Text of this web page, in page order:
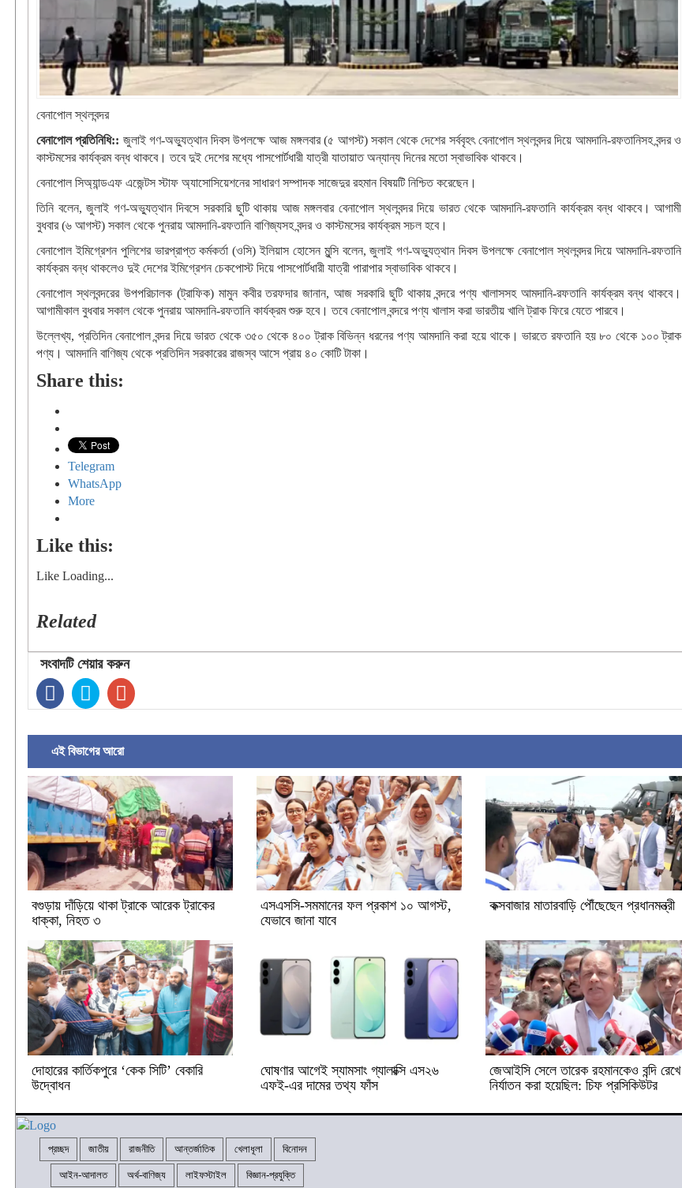
বেনাপোল স্থলবন্দর
বেনাপোল প্রতিনিধি:: জুলাই গণ-অভ্যুত্থান দিবস উপলক্ষে আজ মঙ্গলবার (৫ আগস্ট) সকাল থেকে দেশের সর্ববৃহৎ বেনাপোল স্থলবন্দর দিয়ে আমদানি-রফতানিসহ বন্দর ও
কাস্টমসের কার্যক্রম বন্ধ থাকবে। তবে দুই দেশের মধ্যে পাসপোর্টধারী যাত্রী যাতায়াত অন্যান্য দিনের মতো স্বাভাবিক থাকবে।
বেনাপোল সিঅ্যান্ডএফ এজেন্টস স্টাফ অ্যাসোসিয়েশনের সাধারণ সম্পাদক সাজেদুর রহমান বিষয়টি নিশ্চিত করেছেন।
তিনি বলেন, জুলাই গণ-অভ্যুত্থান দিবসে সরকারি ছুটি থাকায় আজ মঙ্গলবার বেনাপোল স্থলবন্দর দিয়ে ভারত থেকে আমদানি-রফতানি কার্যক্রম বন্ধ থাকবে। আগামী
বুধবার (৬ আগস্ট) সকাল থেকে পুনরায় আমদানি-রফতানি বাণিজ্যসহ বন্দর ও কাস্টমসের কার্যক্রম সচল হবে।
বেনাপোল ইমিগ্রেশন পুলিশের ভারপ্রাপ্ত কর্মকর্তা (ওসি) ইলিয়াস হোসেন মুন্সি বলেন, জুলাই গণ-অভ্যুত্থান দিবস উপলক্ষে বেনাপোল স্থলবন্দর দিয়ে আমদানি-রফতানি
কার্যক্রম বন্ধ থাকলেও দুই দেশের ইমিগ্রেশন চেকপোস্ট দিয়ে পাসপোর্টধারী যাত্রী পারাপার স্বাভাবিক থাকবে।
বেনাপোল স্থলবন্দরের উপপরিচালক (ট্রাফিক) মামুন কবীর তরফদার জানান, আজ সরকারি ছুটি থাকায় বন্দরে পণ্য খালাসসহ আমদানি-রফতানি কার্যক্রম বন্ধ থাকবে।
আগামীকাল বুধবার সকাল থেকে পুনরায় আমদানি-রফতানি কার্যক্রম শুরু হবে। তবে বেনাপোল বন্দরে পণ্য খালাস করা ভারতীয় খালি ট্রাক ফিরে যেতে পারবে।
উল্লেখ্য, প্রতিদিন বেনাপোল বন্দর দিয়ে ভারত থেকে ৩৫০ থেকে ৪০০ ট্রাক বিভিন্ন ধরনের পণ্য আমদানি করা হয়ে থাকে। ভারতে রফতানি হয় ৮০ থেকে ১০০ ট্রাক
পণ্য। আমদানি বাণিজ্য থেকে প্রতিদিন সরকারের রাজস্ব আসে প্রায় ৪০ কোটি টাকা।
Share this:
Telegram
WhatsApp
More
Like this:
Like Loading...
Related
সংবাদটি শেয়ার করুন
এই বিভাগের আরো
বগুড়ায় দাঁড়িয়ে থাকা ট্রাকে আরেক ট্রাকের
ধাক্কা, নিহত ৩
এসএসসি-সমমানের ফল প্রকাশ ১০ আগস্ট,
যেভাবে জানা যাবে
কক্সবাজার মাতারবাড়ি পৌঁছেছেন প্রধানমন্ত্রী
দোহারের কার্তিকপুরে ‘কেক সিটি’ বেকারি
উদ্বোধন
ঘোষণার আগেই স্যামসাং গ্যালাক্সি এস২৬
এফই-এর দামের তথ্য ফাঁস
জেআইসি সেলে তারেক রহমানকেও বন্দি রেখে
নির্যাতন করা হয়েছিল: চিফ প্রসিকিউটর
প্রচ্ছদ জাতীয় রাজনীতি আন্তর্জাতিক খেলাধূলা বিনোদন
আইন-আদালত অর্থ-বাণিজ্য লাইফস্টাইল বিজ্ঞান-প্রযুক্তি